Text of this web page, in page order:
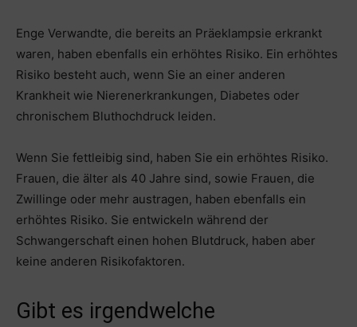
Enge Verwandte, die bereits an Präeklampsie erkrankt
waren, haben ebenfalls ein erhöhtes Risiko. Ein erhöhtes
Risiko besteht auch, wenn Sie an einer anderen
Krankheit wie Nierenerkrankungen, Diabetes oder
chronischem Bluthochdruck leiden.
Wenn Sie fettleibig sind, haben Sie ein erhöhtes Risiko.
Frauen, die älter als 40 Jahre sind, sowie Frauen, die
Zwillinge oder mehr austragen, haben ebenfalls ein
erhöhtes Risiko. Sie entwickeln während der
Schwangerschaft einen hohen Blutdruck, haben aber
keine anderen Risikofaktoren.
Gibt es irgendwelche